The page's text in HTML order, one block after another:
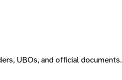
UBOs, and official documents.